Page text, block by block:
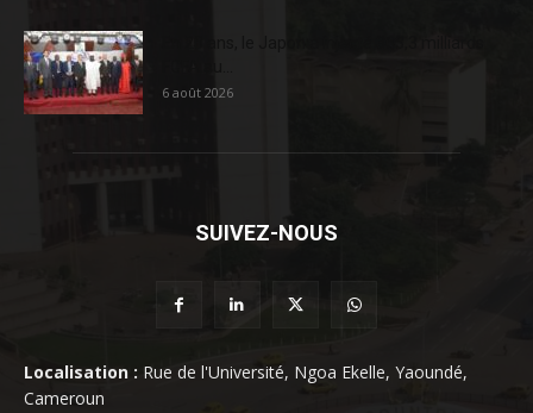
6 août 2026
SUIVEZ-NOUS
Localisation : Rue de l'Université, Ngoa Ekelle, Yaoundé,
Cameroun